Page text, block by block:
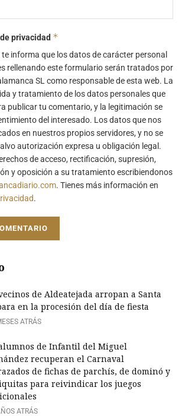
privacidad *
informa que los datos de carácter personal
rellenando este formulario serán tratados por
SL como responsable de esta web. La
y tratamiento de los datos personales que
publicar tu comentario, y la legitimación se
del interesado. Los datos que nos
en nuestros propios servidores, y no se
autorización expresa u obligación legal.
de acceso, rectificación, supresión,
y oposición a su tratamiento escribiendonos
. Tienes más información en
.
de Aldeatejada arropan a Santa
en la procesión del día de fiesta
ATRÁS
de Infantil del Miguel
recuperan el Carnaval
de fichas de parchís, de dominó y
para reivindicar los juegos
ATRÁS